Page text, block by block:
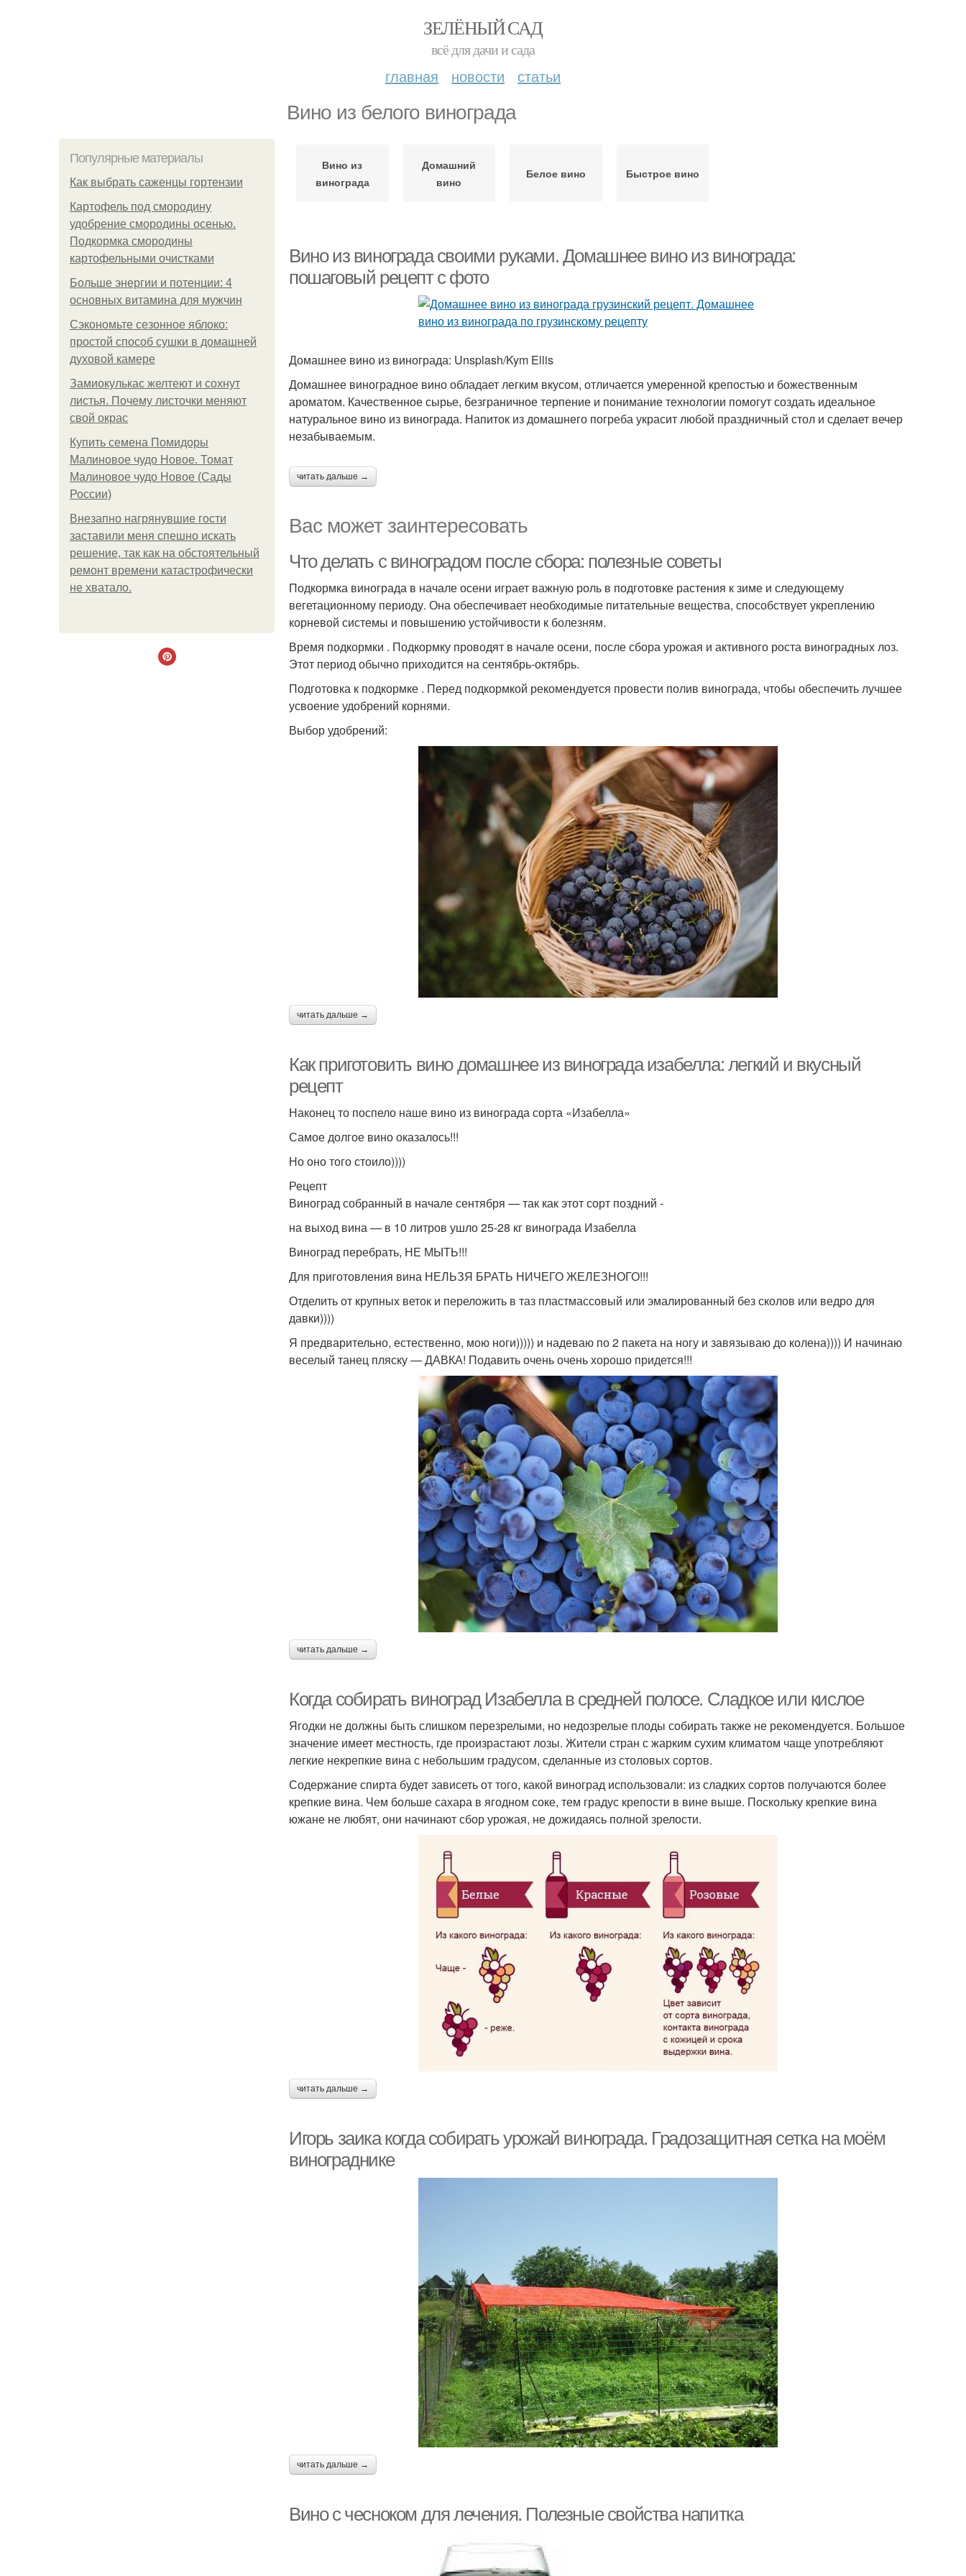
ЗЕЛЁНЫЙ САД
всё для дачи и сада
главная новости статьи
Вино из белого винограда
Популярные материалы
Как выбрать саженцы гортензии
Картофель под смородину
удобрение смородины осенью.
Подкормка смородины
картофельными очистками
Больше энергии и потенции: 4
основных витамина для мужчин
Сэкономьте сезонное яблоко:
простой способ сушки в домашней
духовой камере
Замиокулькас желтеют и сохнут
листья. Почему листочки меняют
свой окрас
Купить семена Помидоры
Малиновое чудо Новое. Томат
Малиновое чудо Новое (Сады
России)
Внезапно нагрянувшие гости
заставили меня спешно искать
решение, так как на обстоятельный
ремонт времени катастрофически
не хватало.
Вино из
винограда
Домашний
вино
Белое вино Быстрое вино
Вино из винограда своими руками. Домашнее вино из винограда:
пошаговый рецепт с фото
Домашнее вино из винограда: Unsplash/Kym Ellis
Домашнее виноградное вино обладает легким вкусом, отличается умеренной крепостью и божественным
ароматом. Качественное сырье, безграничное терпение и понимание технологии помогут создать идеальное
натуральное вино из винограда. Напиток из домашнего погреба украсит любой праздничный стол и сделает вечер
незабываемым.
читать дальше →
Вас может заинтересовать
Что делать с виноградом после сбора: полезные советы
Подкормка винограда в начале осени играет важную роль в подготовке растения к зиме и следующему
вегетационному периоду. Она обеспечивает необходимые питательные вещества, способствует укреплению
корневой системы и повышению устойчивости к болезням.
Время подкормки . Подкормку проводят в начале осени, после сбора урожая и активного роста виноградных лоз.
Этот период обычно приходится на сентябрь-октябрь.
Подготовка к подкормке . Перед подкормкой рекомендуется провести полив винограда, чтобы обеспечить лучшее
усвоение удобрений корнями.
Выбор удобрений:
читать дальше →
Как приготовить вино домашнее из винограда изабелла: легкий и вкусный
рецепт
Наконец то поспело наше вино из винограда сорта «Изабелла»
Самое долгое вино оказалось!!!
Но оно того стоило))))
Рецепт
Виноград собранный в начале сентября — так как этот сорт поздний -
на выход вина — в 10 литров ушло 25-28 кг винограда Изабелла
Виноград перебрать, НЕ МЫТЬ!!!
Для приготовления вина НЕЛЬЗЯ БРАТЬ НИЧЕГО ЖЕЛЕЗНОГО!!!
Отделить от крупных веток и переложить в таз пластмассовый или эмалированный без сколов или ведро для
давки))))
Я предварительно, естественно, мою ноги))))) и надеваю по 2 пакета на ногу и завязываю до колена)))) И начинаю
веселый танец пляску — ДАВКА! Подавить очень очень хорошо придется!!!
читать дальше →
Когда собирать виноград Изабелла в средней полосе. Сладкое или кислое
Ягодки не должны быть слишком перезрелыми, но недозрелые плоды собирать также не рекомендуется. Большое
значение имеет местность, где произрастают лозы. Жители стран с жарким сухим климатом чаще употребляют
легкие некрепкие вина с небольшим градусом, сделанные из столовых сортов.
Содержание спирта будет зависеть от того, какой виноград использовали: из сладких сортов получаются более
крепкие вина. Чем больше сахара в ягодном соке, тем градус крепости в вине выше. Поскольку крепкие вина
южане не любят, они начинают сбор урожая, не дожидаясь полной зрелости.
читать дальше →
Игорь заика когда собирать урожай винограда. Градозащитная сетка на моём
винограднике
читать дальше →
Вино с чесноком для лечения. Полезные свойства напитка